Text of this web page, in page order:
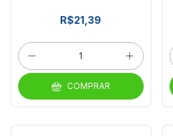
R$21,39
COMPRAR